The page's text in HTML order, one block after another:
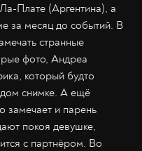
Плате (Аргентина), а
за месяц до событий. В
странные
фото, Андреа
который будто
снимке. А ещё
замечает и парень
покоя девушке,
с партнёром. Во